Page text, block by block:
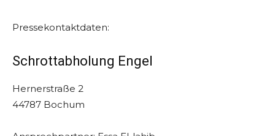
Pressekontaktdaten:
Schrottabholung Engel
Hernerstraße 2
44787 Bochum